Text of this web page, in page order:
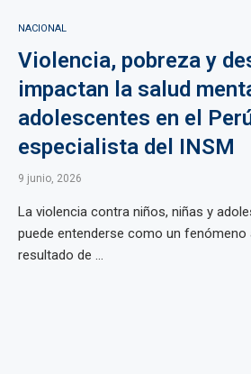
NACIONAL
Violencia, pobreza y
impactan la salud
adolescentes en el
especialista del INSM
9 junio, 2026
La violencia contra niños, niñas y
puede entenderse como un
resultado de ...